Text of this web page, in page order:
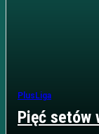
PlusLiga
Pięć setów